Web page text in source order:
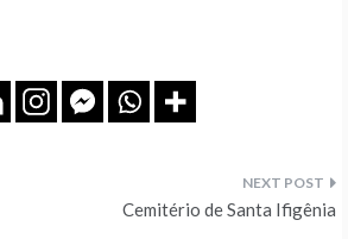
Cemitério de Santa Ifigênia